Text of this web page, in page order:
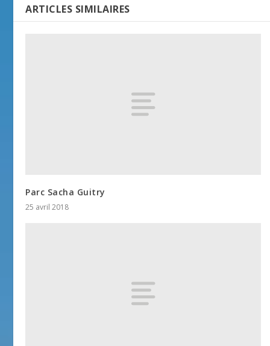
ARTICLES SIMILAIRES
Parc Sacha Guitry
25 avril 2018